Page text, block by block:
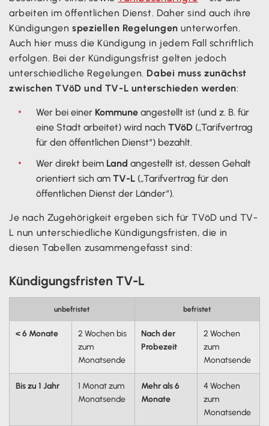
arbeiten im öffentlichen Dienst. Daher sind auch ihre
Kündigungenspeziellen Regelungen unterworfen.
Auch hier muss die Kündigung in jedem Fall schriftlich
erfolgen. Bei der Kündigungsfrist gelten jedoch
unterschiedliche Regelungen. Dabei muss zunächst
zwischen TVöD und TV-L unterschieden werden:
Wer bei einer Kommune angestellt ist (und z. B. für
eine Stadt arbeitet) wird nach TVöD („Tarifvertrag
für den öffentlichen Dienst“) bezahlt.
Wer direkt beim Land angestellt ist, dessen Gehalt
orientiert sich am TV-L („Tarifvertrag für den
öffentlichen Dienst der Länder“).
Je nach Zugehörigkeit ergeben sich für TVöD und TV-
L nun unterschiedliche Kündigungsfristen, die in
diesen Tabellen zusammengefasst sind:
Kündigungsfristen TV-L
unbefristet befristet
< 6 Monate
2 Wochen bis
zum
Monatsende
Nach der
Probezeit
2 Wochen
zum
Monatsende
Bis zu 1 Jahr
1 Monat zum
Monatsende
Mehr als 6
Monate
4 Wochen
zum
Monatsende